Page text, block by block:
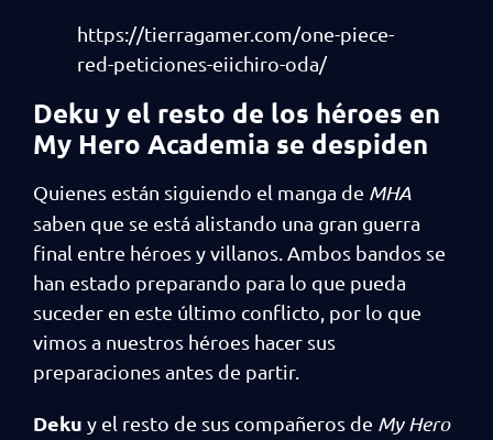
https://tierragamer.com/one-piece-
red-peticiones-eiichiro-oda/
Deku y el resto de los héroes en
My Hero Academia se despiden
Quienes están siguiendo el manga de MHA
saben que se está alistando una gran guerra
final entre héroes y villanos. Ambos bandos se
han estado preparando para lo que pueda
suceder en este último conflicto, por lo que
vimos a nuestros héroes hacer sus
preparaciones antes de partir.
Deku y el resto de sus compañeros de My Hero